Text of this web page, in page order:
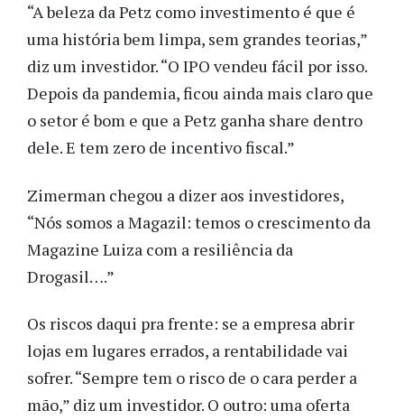
“A beleza da Petz como investimento é que é
uma história bem limpa, sem grandes teorias,”
diz um investidor. “O IPO vendeu fácil por isso.
Depois da pandemia, ficou ainda mais claro que
o setor é bom e que a Petz ganha share dentro
dele. E tem zero de incentivo fiscal.”
Zimerman chegou a dizer aos investidores,
“Nós somos a Magazil: temos o crescimento da
Magazine Luiza com a resiliência da
Drogasil….”
Os riscos daqui pra frente: se a empresa abrir
lojas em lugares errados, a rentabilidade vai
sofrer. “Sempre tem o risco de o cara perder a
mão,” diz um investidor. O outro: uma oferta